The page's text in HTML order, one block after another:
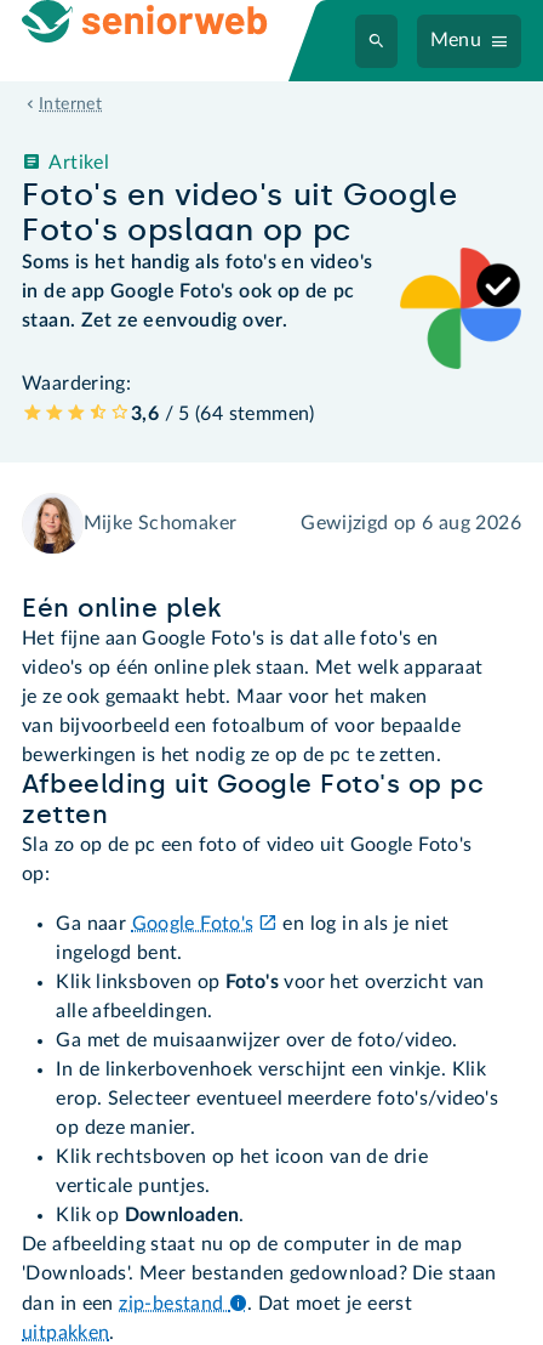
Menu
Internet
Foto's en video's uit Google
Foto's opslaan op pc
Artikel
Soms is het handig als foto's en video's
in de app Google Foto's ook op de pc
staan. Zet ze eenvoudig over.
Waardering:
3,6 / 5 (64 stemmen)
Mijke Schomaker Gewijzigd op 6 aug 2026
Eén online plek
Het fijne aan Google Foto's is dat alle foto's en
video's op één online plek staan. Met welk apparaat
je ze ook gemaakt hebt. Maar voor het maken
van bijvoorbeeld een fotoalbum of voor bepaalde
bewerkingen is het nodig ze op de pc te zetten.
Afbeelding uit Google Foto's op pc
zetten
Sla zo op de pc een foto of video uit Google Foto's
op:
Ga naar Google Foto's
en log in als je niet
ingelogd bent.
Klik linksboven op Foto's voor het overzicht van
alle afbeeldingen.
Ga met de muisaanwijzer over de foto/video.
In de linkerbovenhoek verschijnt een vinkje. Klik
erop. Selecteer eventueel meerdere foto's/video's
op deze manier.
Klik rechtsboven op het icoon van de drie
verticale puntjes.
Klik op Downloaden.
De afbeelding staat nu op de computer in de map
'Downloads'. Meer bestanden gedownload? Die staan
dan in eenzip-bestand . Dat moet je eerst
uitpakken.